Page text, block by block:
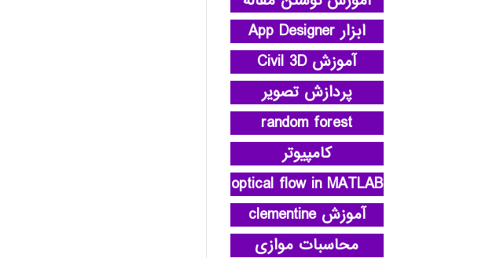
ابزار App Designer
آموزش Civil 3D
پردازش تصویر
random forest
کامپیوتر
optical flow in MATLAB
آموزش clementine
محاسبات موازی